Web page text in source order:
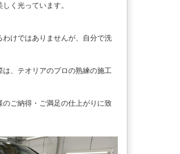
く光っています。
わけではありませんが、自分で洗
は、テオリアのプロの熟練の施工
のご納得・ご満足の仕上がりに致